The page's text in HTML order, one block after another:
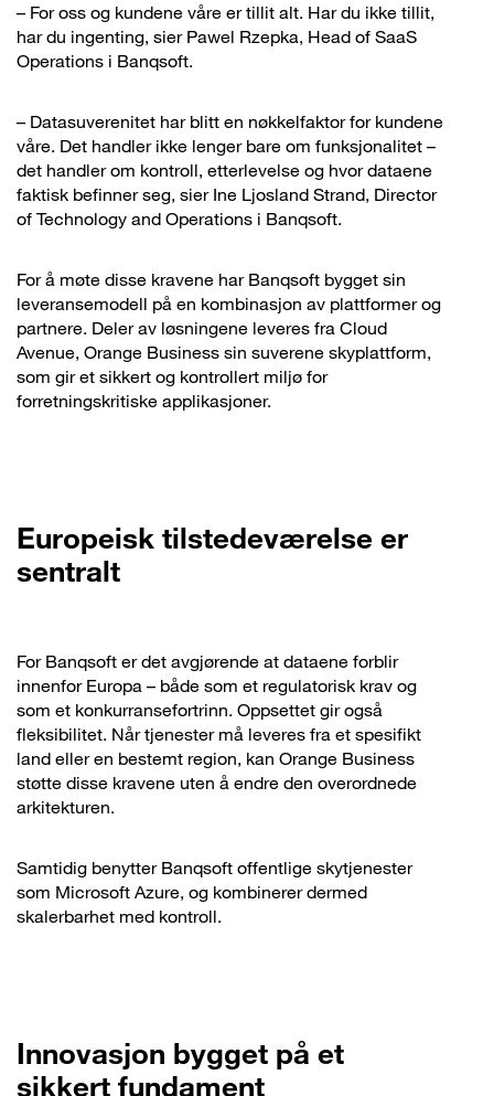
– For oss og kundene våre er tillit alt. Har du ikke tillit,
har du ingenting, sier Pawel Rzepka, Head of SaaS
Operations i Banqsoft.
– Datasuverenitet har blitt en nøkkelfaktor for kundene
våre. Det handler ikke lenger bare om funksjonalitet –
det handler om kontroll, etterlevelse og hvor dataene
faktisk befinner seg, sier Ine Ljosland Strand, Director
of Technology and Operations i Banqsoft.
For å møte disse kravene har Banqsoft bygget sin
leveransemodell på en kombinasjon av plattformer og
partnere. Deler av løsningene leveres fra Cloud
Avenue, Orange Business sin suverene skyplattform,
som gir et sikkert og kontrollert miljø for
forretningskritiske applikasjoner.
Europeisk tilstedeværelse er
sentralt
For Banqsoft er det avgjørende at dataene forblir
innenfor Europa – både som et regulatorisk krav og
som et konkurransefortrinn. Oppsettet gir også
fleksibilitet. Når tjenester må leveres fra et spesifikt
land eller en bestemt region, kan Orange Business
støtte disse kravene uten å endre den overordnede
arkitekturen.
Samtidig benytter Banqsoft offentlige skytjenester
som Microsoft Azure, og kombinerer dermed
skalerbarhet med kontroll.
Innovasjon bygget på et
sikkert fundament